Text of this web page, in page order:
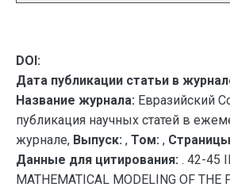
DOI:
Дата публикации статьи в
Название журнала: Евразийский
публикация научных статей в
журнале, Выпуск: , Том: ,
Данные для цитирования: . 42-45
MATHEMATICAL MODELING OF THE